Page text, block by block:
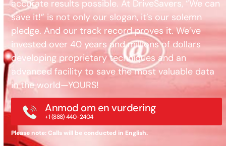
accurate results possible. At DriveSavers, “We can
save it!” is not only our slogan, it’s our solemn
pledge. And our track record proves it. We’ve
invested over 40 years and millions of dollars
developing proprietary techniques and an
advanced facility to save the most valuable data
in the world—YOURS!
Anmod om en vurdering
+1 (888) 440-2404
Please note: Calls will be conducted in English.